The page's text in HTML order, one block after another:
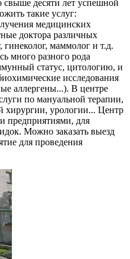
десяти лет успешной
такие услуг:
медицинских
доктора различных
гинеколог, маммолог и т.д.
много разного рода
статус, цитологию, и
исследования
аллергены...). В центре
по мануальной терапии,
хирургии, урологии... Центр
предприятиями, для
Можно заказать выезд
для проведения